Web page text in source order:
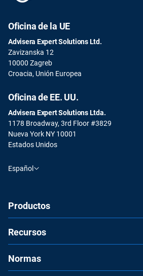
Oficina de la UE
Advisera Expert Solutions Ltd.
Zavizanska 12
10000 Zagreb
Croacia, Unión Europea
Oficina de EE. UU.
Advisera Expert Solutions Ltda.
1178 Broadway, 3rd Floor #3829
Nueva York NY 10001
Estados Unidos
Español
Productos
Recursos
Normas